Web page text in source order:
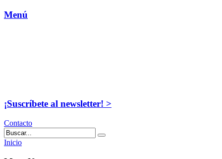
Menú
¡Suscríbete al newsletter! >
Contacto
Inicio